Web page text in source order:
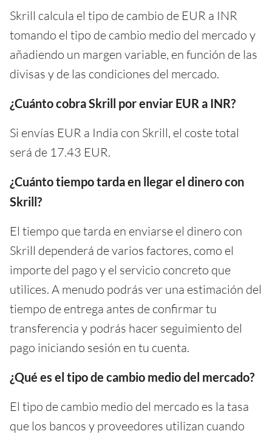
Skrill calcula el tipo de cambio de EUR a INR
tomando el tipo de cambio medio del mercado y
añadiendo un margen variable, en función de las
divisas y de las condiciones del mercado.
¿Cuánto cobra Skrill por enviar EUR a INR?
Si envías EUR a India con Skrill, el coste total
será de 17.43 EUR.
¿Cuánto tiempo tarda en llegar el dinero con
Skrill?
El tiempo que tarda en enviarse el dinero con
Skrill dependerá de varios factores, como el
importe del pago y el servicio concreto que
utilices. A menudo podrás ver una estimación del
tiempo de entrega antes de confirmar tu
transferencia y podrás hacer seguimiento del
pago iniciando sesión en tu cuenta.
¿Qué es el tipo de cambio medio del mercado?
El tipo de cambio medio del mercado es la tasa
que los bancos y proveedores utilizan cuando